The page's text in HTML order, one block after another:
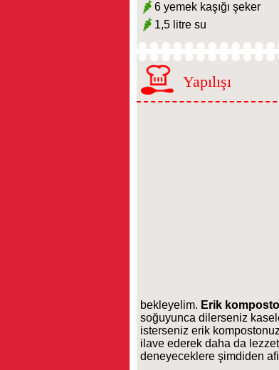
6 yemek kaşığı şeker
1,5 litre su
Yapılışı
bekleyelim. Erik
soğuyunca dilerseniz
isterseniz erik
ilave ederek daha da
deneyeceklere şimdiden